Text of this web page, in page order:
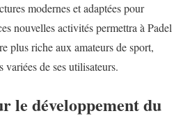
modernes et adaptées pour
nouvelles activités permettra à Padel
plus riche aux amateurs de sport,
variées de ses utilisateurs.
le développement du